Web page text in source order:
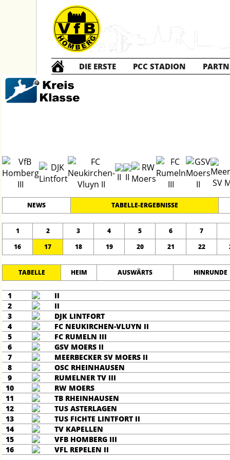
DIE ERSTE PCC STADION
NEWS TABELLE-ERGEBNISSE
1 2 3 4 5 6
7
16
17 18 19 20 21 22
TABELLE HEIM AUSWÄRTS HINRUNDE
1
II
2
II
3
DJK LINTFORT
4
FC NEUKIRCHEN-VLUYN II
5
FC RUMELN III
6
GSV MOERS II
7
MEERBECKER SV MOERS II
8
OSC RHEINHAUSEN
9
RUMELNER TV III
10
RW MOERS
11
TB RHEINHAUSEN
12
TUS ASTERLAGEN
13
TUS FICHTE LINTFORT II
14
TV KAPELLEN
15
VFB HOMBERG III
16
VFL REPELEN II